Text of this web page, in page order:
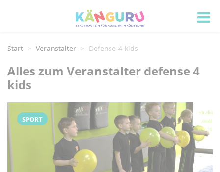
Start Veranstalter Defense-4-kids
Alles zum Veranstalter defense 4
kids
SPORT